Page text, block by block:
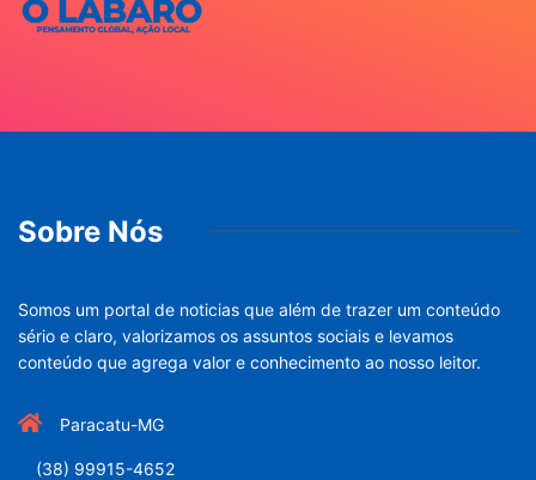
Sobre Nós
Somos um portal de noticias que além de trazer um conteúdo
sério e claro, valorizamos os assuntos sociais e levamos
conteúdo que agrega valor e conhecimento ao nosso leitor.
Paracatu-MG
(38) 99915-4652